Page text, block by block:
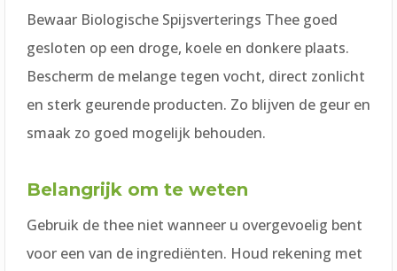
Bewaar Biologische Spijsverterings Thee goed
gesloten op een droge, koele en donkere plaats.
Bescherm de melange tegen vocht, direct zonlicht
en sterk geurende producten. Zo blijven de geur en
smaak zo goed mogelijk behouden.
Belangrijk om te weten
Gebruik de thee niet wanneer u overgevoelig bent
voor een van de ingrediënten. Houd rekening met